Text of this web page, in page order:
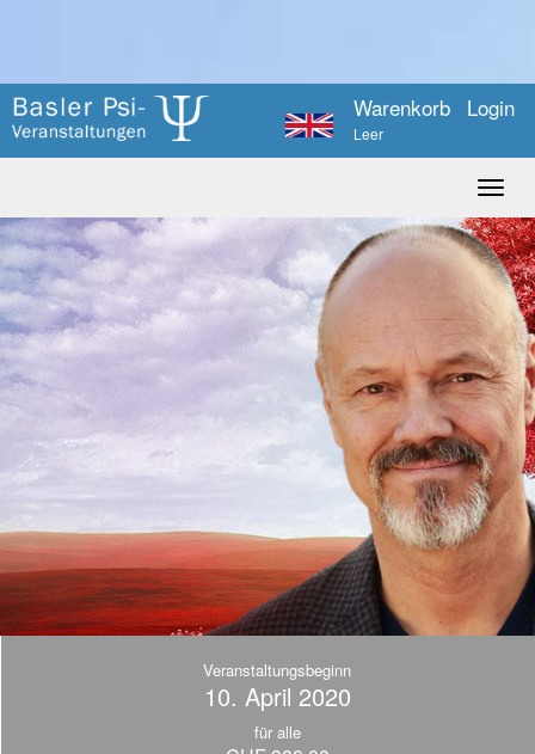
Login
Warenkorb
Leer
Veranstaltungsbeginn
10. April 2020
für alle